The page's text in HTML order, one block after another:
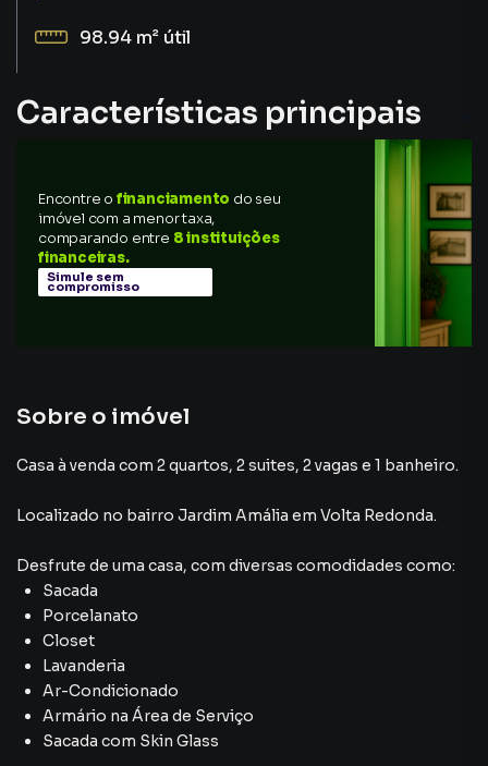
98.94 m² útil
Características principais
Sala de Jantar
Portão Eletrônico
Encontre o financiamento do seu
imóvel com a menor taxa,
comparando entre 8 instituições
financeiras.
Simule sem
compromisso
Sobre o imóvel
Casa à venda com 2 quartos, 2 suites, 2 vagas e 1 banheiro.
Localizado no bairro Jardim Amália em Volta Redonda.
Desfrute de uma casa, com diversas comodidades como:
Sacada
Porcelanato
Closet
Lavanderia
Ar-Condicionado
Armário na Área de Serviço
Sacada com Skin Glass